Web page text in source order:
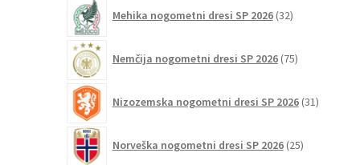
Mehika nogometni dresi SP 2026 32izdelkov
Nemčija nogometni dresi SP 2026 75izdelkov
Nizozemska nogometni dresi SP 2026 31izdelkov
Norveška nogometni dresi SP 2026 25izdelkov